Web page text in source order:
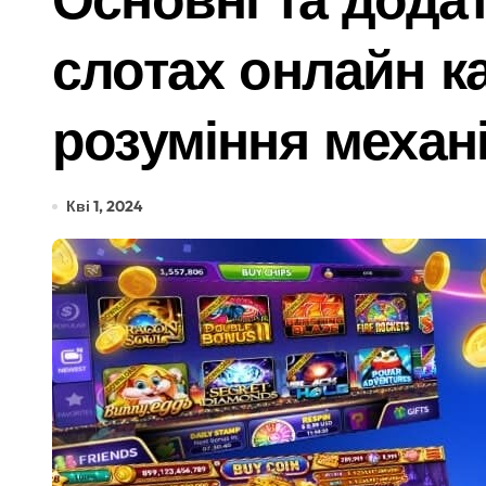
Ремонт тормозной системы
Київ: судовий процес над
Послуги митного брокера як частина
Київщина пережила сплеск
Під Києвом виявлено групу
Як обрати букет під конкретний
Поліція Київщини з’ясовує деталі
Безкоштовне кріозбереження для
«Приватні укриття, безлад у метро та
слотах онлайн
розуміння
Кві 1, 2024